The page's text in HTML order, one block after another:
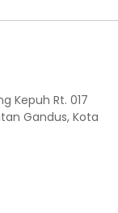
Kepuh Rt. 017
Gandus, Kota